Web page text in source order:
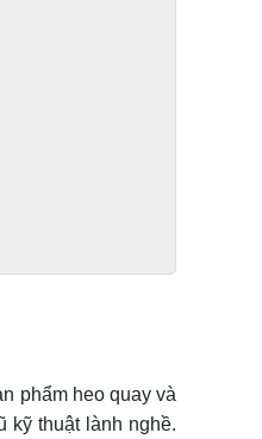
phẩm heo quay và
kỹ thuật lành nghề.